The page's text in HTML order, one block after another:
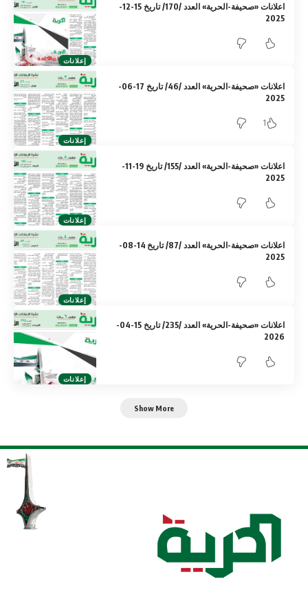
إعلانات
اعلانات «صحيفة-الحرية» العدد /170/ تاريخ 15-12-
2025
إعلانات
اعلانات «صحيفة-الحرية» العدد /46/ تاريخ 17-06-
2025
1
إعلانات
اعلانات «صحيفة-الحرية» العدد /155/ تاريخ 19-11-
2025
إعلانات
اعلانات «صحيفة-الحرية» العدد /87/ تاريخ 14-08-
2025
إعلانات
اعلانات «صحيفة-الحرية» العدد /235/ تاريخ 15-04-
2026
Show More